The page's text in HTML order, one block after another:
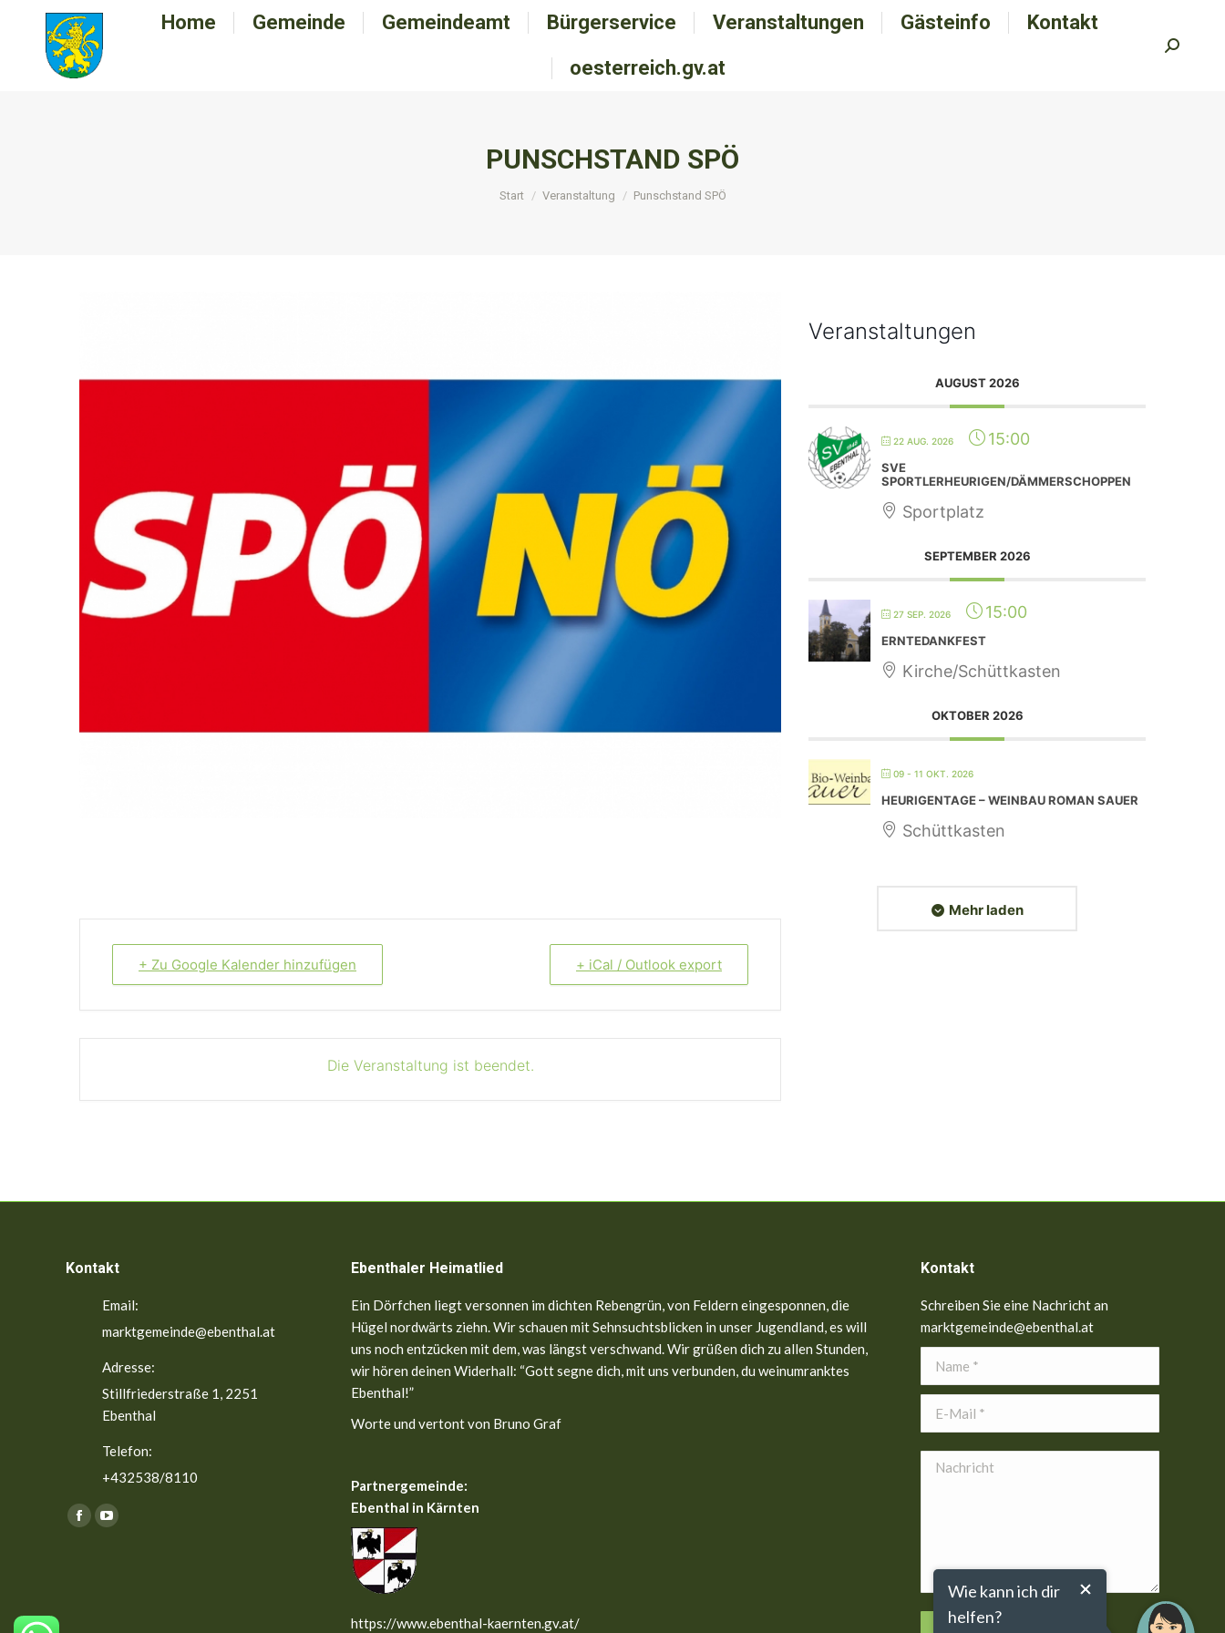
Home Gemeinde Gemeindeamt Bürgerservice Veranstaltungen Gästeinfo
Kontakt
oesterreich.gv.at
Search:
PUNSCHSTAND SPÖ
Sie befinden sich hier:
Start Veranstaltung Punschstand SPÖ
+ Zu Google Kalender hinzufügen + iCal / Outlook export
Die Veranstaltung ist beendet.
Veranstaltungen
AUGUST 2026
22 AUG. 2026 15:00
SVE
SPORTLERHEURIGEN/DÄMMERSCHOPPEN
Sportplatz
SEPTEMBER 2026
27 SEP. 2026 15:00
ERNTEDANKFEST
Kirche/Schüttkasten
OKTOBER 2026
09 - 11 OKT. 2026
HEURIGENTAGE – WEINBAU ROMAN SAUER
Schüttkasten
Mehr laden
Kontakt
Email:
marktgemeinde@ebenthal.at
Adresse:
Stillfriederstraße 1, 2251
Ebenthal
Telefon:
+432538/8110
Finden Sie uns auf:
FacebookYouTube
Ebenthaler Heimatlied
Ein Dörfchen liegt versonnen im dichten Rebengrün, von Feldern eingesponnen, die
Hügel nordwärts ziehn. Wir schauen mit Sehnsuchtsblicken in unser Jugendland, es will
uns noch entzücken mit dem, was längst verschwand. Wir grüßen dich zu allen Stunden,
wir hören deinen Widerhall: “Gott segne dich, mit uns verbunden, du weinumranktes
Ebenthal!”
Worte und vertont von Bruno Graf
Partnergemeinde:
Ebenthal in Kärnten
https://www.ebenthal-kaernten.gv.at/
Kontakt
Schreiben Sie eine Nachricht an
marktgemeinde@ebenthal.at
Name *
E-Mail *
Nachricht
Home Gemeinde Gemeindeamt Bürgerservice Veranstaltungen Gästeinfo
Kontakt
oesterreich.gv.at
Search:
Wie kann ich dir
helfen?